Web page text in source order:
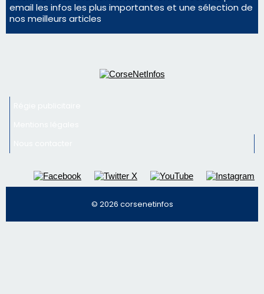
Nous contacter
© 2026 corsenetinfos